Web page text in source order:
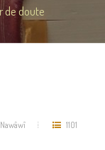
de doute
1101